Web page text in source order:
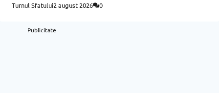
Turnul Sfatului2 august 2026 0
Publicitate